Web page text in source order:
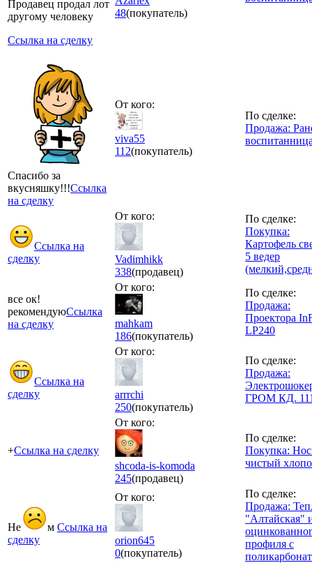
Продавец продал лот
другому человеку
Ссылка на сделку
48(покупатель)
Спасибо за
вкусняшку!!!Ссылка
на сделку
От кого:
viva55
112(покупатель)
По сделке:
Продажа:
Ссылка на
сделку
От кого:
Vadimhikk
338(продавец)
По сделке:
Покупка:
Картофель
5 ведер
все ок!
рекомендуюСсылка
на сделку
От кого:
mahkam
186(покупатель)
По сделке:
Продажа:
Проектора
LP240
Ссылка на
сделку
От кого:
arrrchi
250(покупатель)
По сделке:
Продажа:
ГРОМ КД.
+Ссылка на сделку
От кого:
shcoda-is-komoda
245(продавец)
По сделке:
Покупка:
чистый
Не м Ссылка на
сделку
От кого:
orion645
0(покупатель)
По сделке:
Продажа:
"Алтайская"
профиля с